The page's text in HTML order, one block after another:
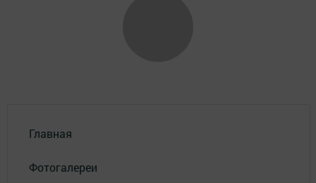
Главная
Фотогалереи